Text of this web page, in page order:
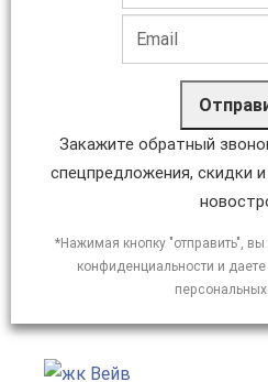
Закажите обратный
спецпредложения, скидки
*Нажимая кнопку "отправить",
конфиденциальности и